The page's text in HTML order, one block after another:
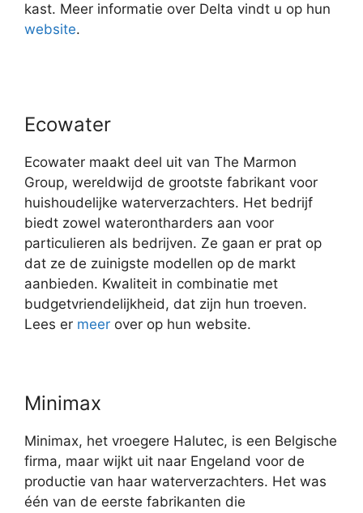
kast. Meer informatie over Delta vindt u op hun
website.
Ecowater
Ecowater maakt deel uit van The Marmon
Group, wereldwijd de grootste fabrikant voor
huishoudelijke waterverzachters. Het bedrijf
biedt zowel waterontharders aan voor
particulieren als bedrijven. Ze gaan er prat op
dat ze de zuinigste modellen op de markt
aanbieden. Kwaliteit in combinatie met
budgetvriendelijkheid, dat zijn hun troeven.
Lees er meer over op hun website.
Minimax
Minimax, het vroegere Halutec, is een Belgische
firma, maar wijkt uit naar Engeland voor de
productie van haar waterverzachters. Het was
één van de eerste fabrikanten die